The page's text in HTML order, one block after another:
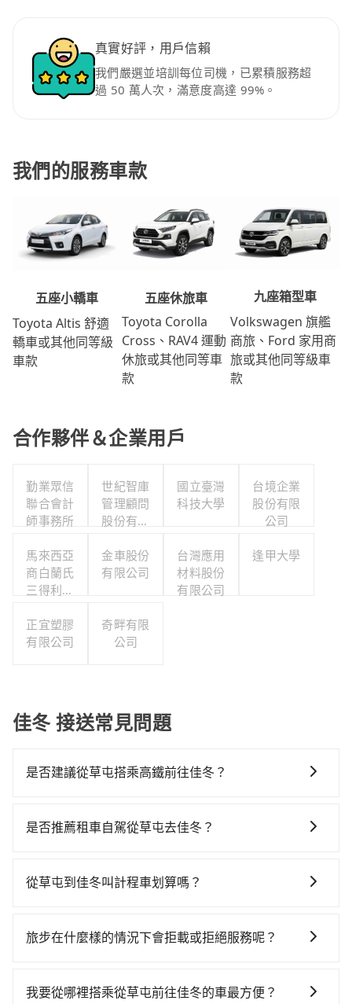
真實好評，用戶信賴
我們嚴選並培訓每位司機，已累積服務超
過 50 萬人次，滿意度高達 99%。
我們的服務車款
五座小轎車
Toyota Altis 舒適
轎車或其他同等級
車款
五座休旅車
Toyota Corolla
Cross、RAV4 運動
休旅或其他同等車
款
九座箱型車
Volkswagen 旗艦
商旅、Ford 家用商
旅或其他同等級車
款
合作夥伴＆企業用戶
勤業眾信
聯合會計
師事務所
世紀智庫
管理顧問
股份有限
國立臺灣
科技大學
台境企業
股份有限
公司
馬來西亞
商白蘭氏
三得利股
司台灣分
公司
金車股份
有限公司
台灣應用
材料股份
有限公司
逢甲大學
正宜塑膠
有限公司
奇畔有限
公司
佳冬 接送常見問題
是否建議從草屯搭乘高鐵前往佳冬？
計程車前往高鐵站！從最早06:25一直到23:07，台中-左
車程約35分鐘。抵達高鐵站後，步行進站、現場購票並
元，再用10分鐘出站、等待車站前排班的計程車，搭上
行，高鐵加轉乘之平均每人花費為2,040元。不過南投縣
是否推薦租車自駕從草屯去佳冬？
時不需要閉目養神（因為要自己開車），最重要的是你
$115~205承租小轎車，每公里再額外加收$3.2，從草屯
將eTag和可能的每小時40元路邊停車費用預估進去，但
從草屯到佳冬叫計程車划算嗎？
灣大車隊和Yoxi，如果在路邊攔不到車，也可考慮打電
跳錶計算，價格約為5,500~6,600元間，但如改預約
旅步在什麼樣的情況下會拒載或拒絕服務呢？
原因，司機有權拒絕服務： 1) 當日搭車人數或行李超過
我要從哪裡搭乘從草屯前往佳冬的車最方便？